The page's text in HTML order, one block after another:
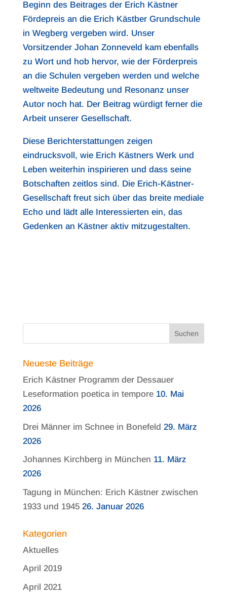
Beginn des Beitrages der Erich Kästner
Fördepreis an die Erich Kästber Grundschule
in Wegberg vergeben wird. Unser
Vorsitzender Johan Zonneveld kam ebenfalls
zu Wort und hob hervor, wie der Förderpreis
an die Schulen vergeben werden und welche
weltweite Bedeutung und Resonanz unser
Autor noch hat. Der Beitrag würdigt ferner die
Arbeit unserer Gesellschaft.
Diese Berichterstattungen zeigen
eindrucksvoll, wie Erich Kästners Werk und
Leben weiterhin inspirieren und dass seine
Botschaften zeitlos sind. Die Erich-Kästner-
Gesellschaft freut sich über das breite mediale
Echo und lädt alle Interessierten ein, das
Gedenken an Kästner aktiv mitzugestalten.
Neueste Beiträge
Erich Kästner Programm der Dessauer
Leseformation poetica in tempore 10. Mai
2026
Drei Männer im Schnee in Bonefeld 29. März
2026
Johannes Kirchberg in München 11. März
2026
Tagung in München: Erich Kästner zwischen
1933 und 1945 26. Januar 2026
Kategorien
Aktuelles
April 2019
April 2021